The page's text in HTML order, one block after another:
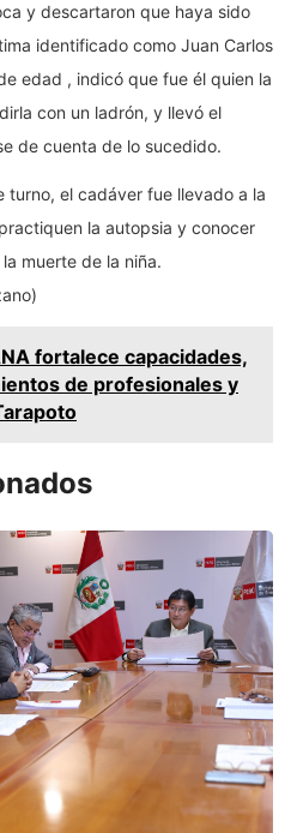
y descartaron que haya sido
identificado como Juan Carlos
edad , indicó que fue él quien la
con un ladrón, y llevó el
de cuenta de lo sucedido.
turno, el cadáver fue llevado a la
la autopsia y conocer
muerte de la niña.
fortalece capacidades,
de profesionales y